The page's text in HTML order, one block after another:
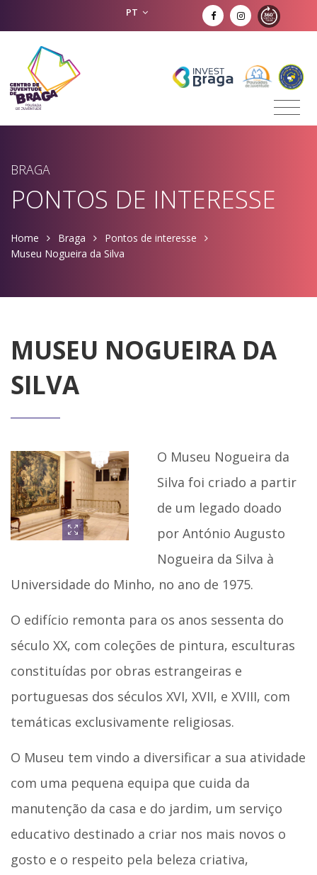
PT
BRAGA
PONTOS DE INTERESSE
Home Braga
Pontos de interesse
Museu Nogueira da Silva
MUSEU NOGUEIRA DA
SILVA
O Museu Nogueira da
Silva foi criado a partir
de um legado doado
por António Augusto
Nogueira da Silva à
Universidade do Minho, no ano de 1975.
O edifício remonta para os anos sessenta do
século XX, com coleções de pintura, esculturas
constituídas por obras estrangeiras e
portuguesas dos séculos XVI, XVII, e XVIII, com
temáticas exclusivamente religiosas.
O Museu tem vindo a diversificar a sua atividade
com uma pequena equipa que cuida da
manutenção da casa e do jardim, um serviço
educativo destinado a criar nos mais novos o
gosto e o respeito pela beleza criativa,